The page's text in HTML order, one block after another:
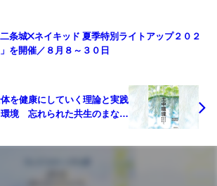
二条城×ネイキッド 夏季特別ライトアップ２０２
」を開催／８月８～３０日
を健康にしていく理論と実践
環境 忘れられた共生のまなざ